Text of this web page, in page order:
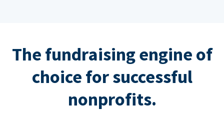
The fundraising engine of
choice for successful
nonprofits.